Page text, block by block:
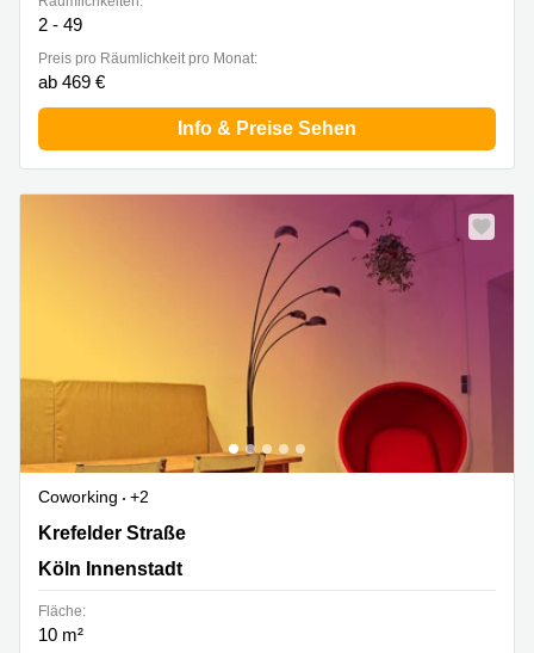
2 - 49
Preis pro Räumlichkeit pro Monat:
ab 469 €
Info & Preise Sehen
Coworking
+2
Krefelder Straße 18c, Köln Innenstadt
Krefelder Straße
Köln Innenstadt
Fläche:
10 m²